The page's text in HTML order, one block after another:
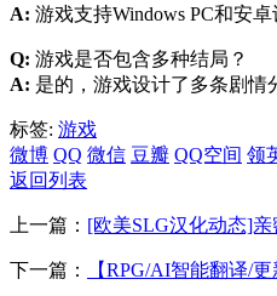
A: 游戏支持Windows PC和安
Q: 游戏是否包含多种结局？
A: 是的，游戏设计了多条剧情
标签: 游戏
微博 QQ 微信 豆瓣 QQ空间 领
返回列表
上一篇： [欧美SLG汉化动态]亲
下一篇： 【RPG/AI智能翻译/